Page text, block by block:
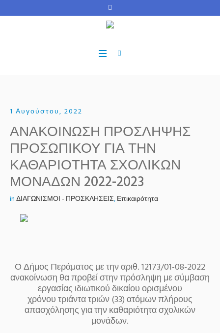
1 Αυγούστου, 2022
ΑΝΑΚΟΙΝΩΣΗ ΠΡΟΣΛΗΨΗΣ
ΠΡΟΣΩΠΙΚΟΥ ΓΙΑ ΤΗΝ
ΚΑΘΑΡΙΟΤΗΤΑ ΣΧΟΛΙΚΩΝ
ΜΟΝΑΔΩΝ 2022-2023
inΔΙΑΓΩΝΙΣΜΟΙ - ΠΡΟΣΚΛΗΣΕΙΣ,Επικαιρότητα
Ο Δήμος Περάματος με την αριθ. 12173/01-08-2022
ανακοίνωση θα προβεί στην πρόσληψη με σύμβαση
εργασίας ιδιωτικού δικαίου ορισμένου
χρόνου τριάντα τριών (33) ατόμων πλήρους
απασχόλησης για την καθαριότητα σχολικών
μονάδων.